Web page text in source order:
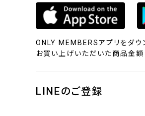
ONLY MEMBERSアプリをダウ
お買い上げいただいた商品金額
LINEのご登録